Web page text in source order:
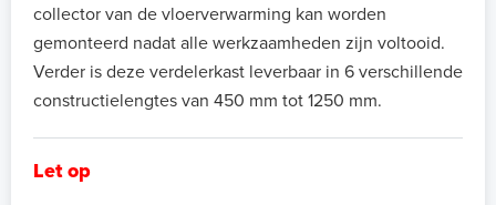
collector van de vloerverwarming kan worden
gemonteerd nadat alle werkzaamheden zijn voltooid.
Verder is deze verdelerkast leverbaar in 6 verschillende
constructielengtes van 450 mm tot 1250 mm.
Let op